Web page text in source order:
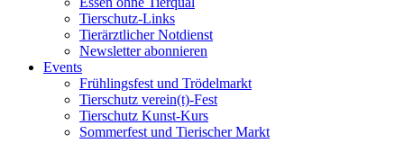
Tierschutz-Links
Tierärztlicher Notdienst
Newsletter abonnieren
Events
Frühlingsfest und Trödelmarkt
Tierschutz verein(t)-Fest
Tierschutz Kunst-Kurs
Sommerfest und Tierischer Markt